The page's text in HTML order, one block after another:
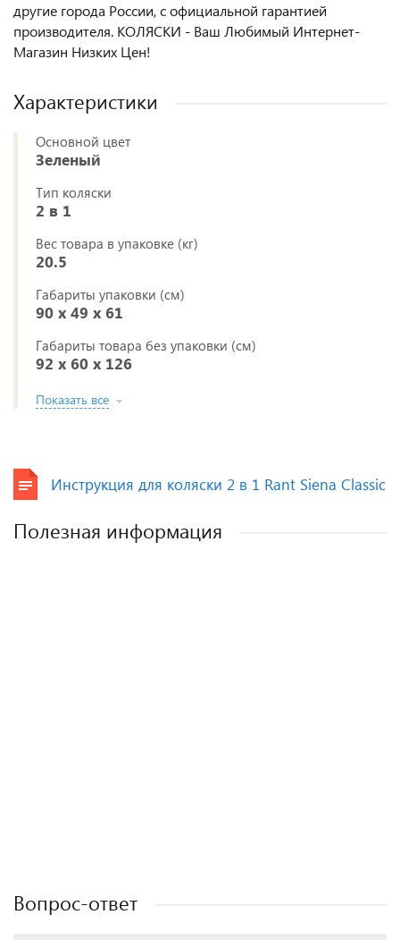
другие города России, с официальной гарантией
производителя. КОЛЯСКИ - Ваш Любимый Интернет-
Магазин Низких Цен!
Характеристики
Основной цвет
Зеленый
Тип коляски
2 в 1
Вес товара в упаковке (кг)
20.5
Габариты упаковки (см)
90 x 49 x 61
Габариты товара без упаковки (см)
92 x 60 x 126
Показать все
Инструкция для коляски 2 в 1 Rant Siena Classic
Полезная информация
Вопрос-ответ